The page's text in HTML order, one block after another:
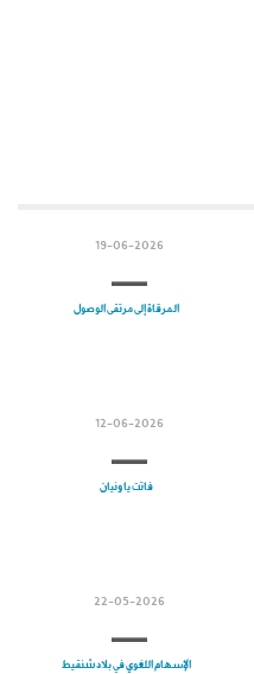
19-06-2026
المرقاة إلى مرتقى الوصول
12-06-2026
فاتت يا ونيان
22-05-2026
الإسهام اللغوي في بلاد شنقيط